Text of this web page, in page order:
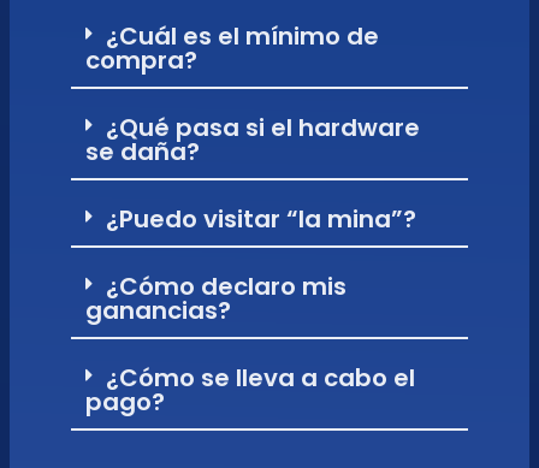
¿Cuál es el mínimo de
compra?
¿Qué pasa si el hardware
se daña?
¿Puedo visitar “la mina”?
¿Cómo declaro mis
ganancias?
¿Cómo se lleva a cabo el
pago?